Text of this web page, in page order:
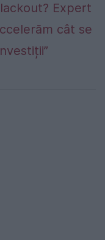
Expert
cât se